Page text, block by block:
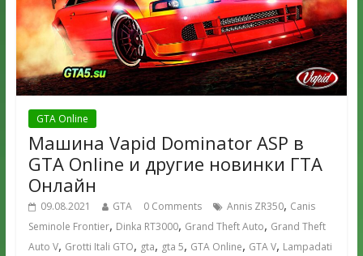
GTA Online
Машина Vapid Dominator ASP в
GTA Online и другие новинки ГТА
Онлайн
09.08.2021 GTA 0 Comments Annis ZR350, Canis
Seminole Frontier, Dinka RT3000, Grand Theft Auto, Grand Theft
Auto V, Grotti Itali GTO, gta, gta 5, GTA Online, GTA V, Lampadati